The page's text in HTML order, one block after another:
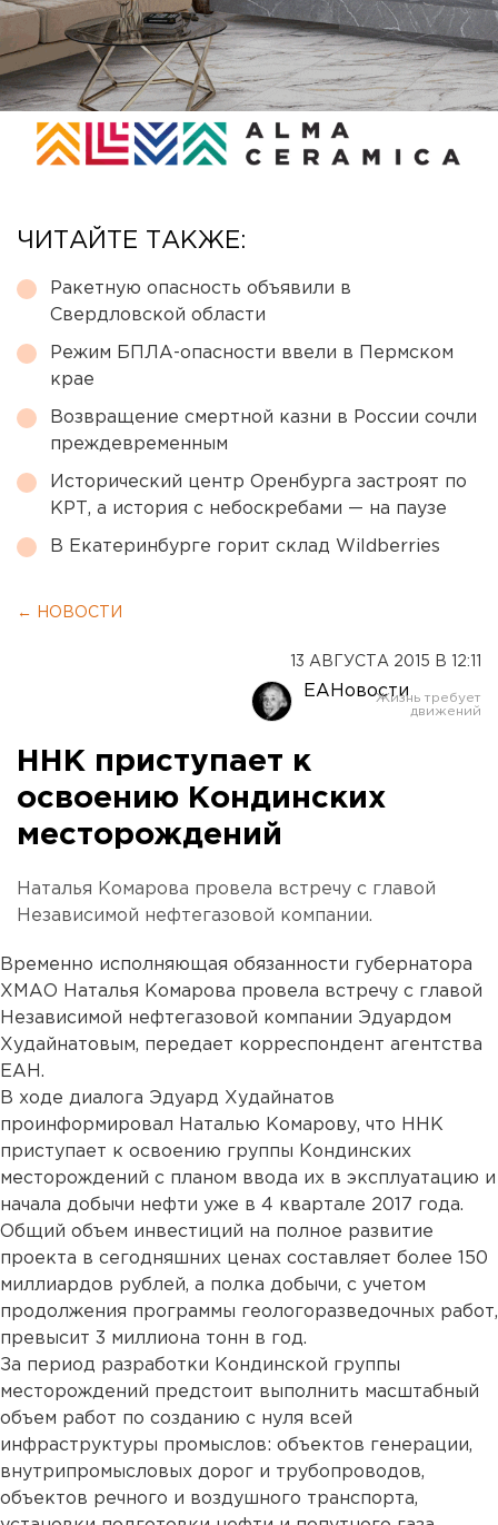
ЧИТАЙТЕ ТАКЖЕ:
Ракетную опасность объявили в
Свердловской области
Режим БПЛА-опасности ввели в Пермском
крае
Возвращение смертной казни в России сочли
преждевременным
Исторический центр Оренбурга застроят по
КРТ, а история с небоскребами — на паузе
В Екатеринбурге горит склад Wildberries
← НОВОСТИ
13 АВГУСТА 2015 В 12:11
ЕАНовости
ННК приступает к
освоению Кондинских
месторождений
Наталья Комарова провела встречу с главой
Независимой нефтегазовой компании.
Временно исполняющая обязанности губернатора
ХМАО Наталья Комарова провела встречу с главой
Независимой нефтегазовой компании Эдуардом
Худайнатовым, передает корреспондент агентства
ЕАН.
В ходе диалога Эдуард Худайнатов
проинформировал Наталью Комарову, что ННК
приступает к освоению группы Кондинских
месторождений с планом ввода их в эксплуатацию и
начала добычи нефти уже в 4 квартале 2017 года.
Общий объем инвестиций на полное развитие
проекта в сегодняшних ценах составляет более 150
миллиардов рублей, а полка добычи, с учетом
продолжения программы геологоразведочных работ,
превысит 3 миллиона тонн в год.
За период разработки Кондинской группы
месторождений предстоит выполнить масштабный
объем работ по созданию с нуля всей
инфраструктуры промыслов: объектов генерации,
внутрипромысловых дорог и трубопроводов,
объектов речного и воздушного транспорта,